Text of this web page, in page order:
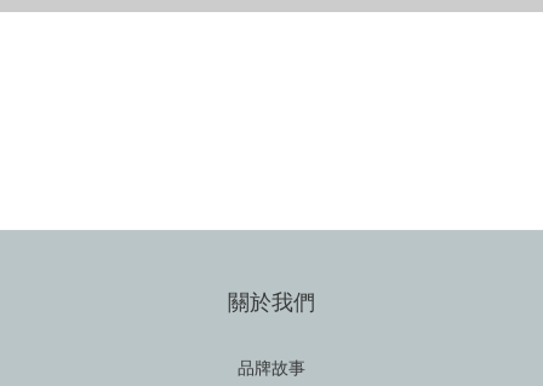
SHOP NOW
關於我們
品牌故事